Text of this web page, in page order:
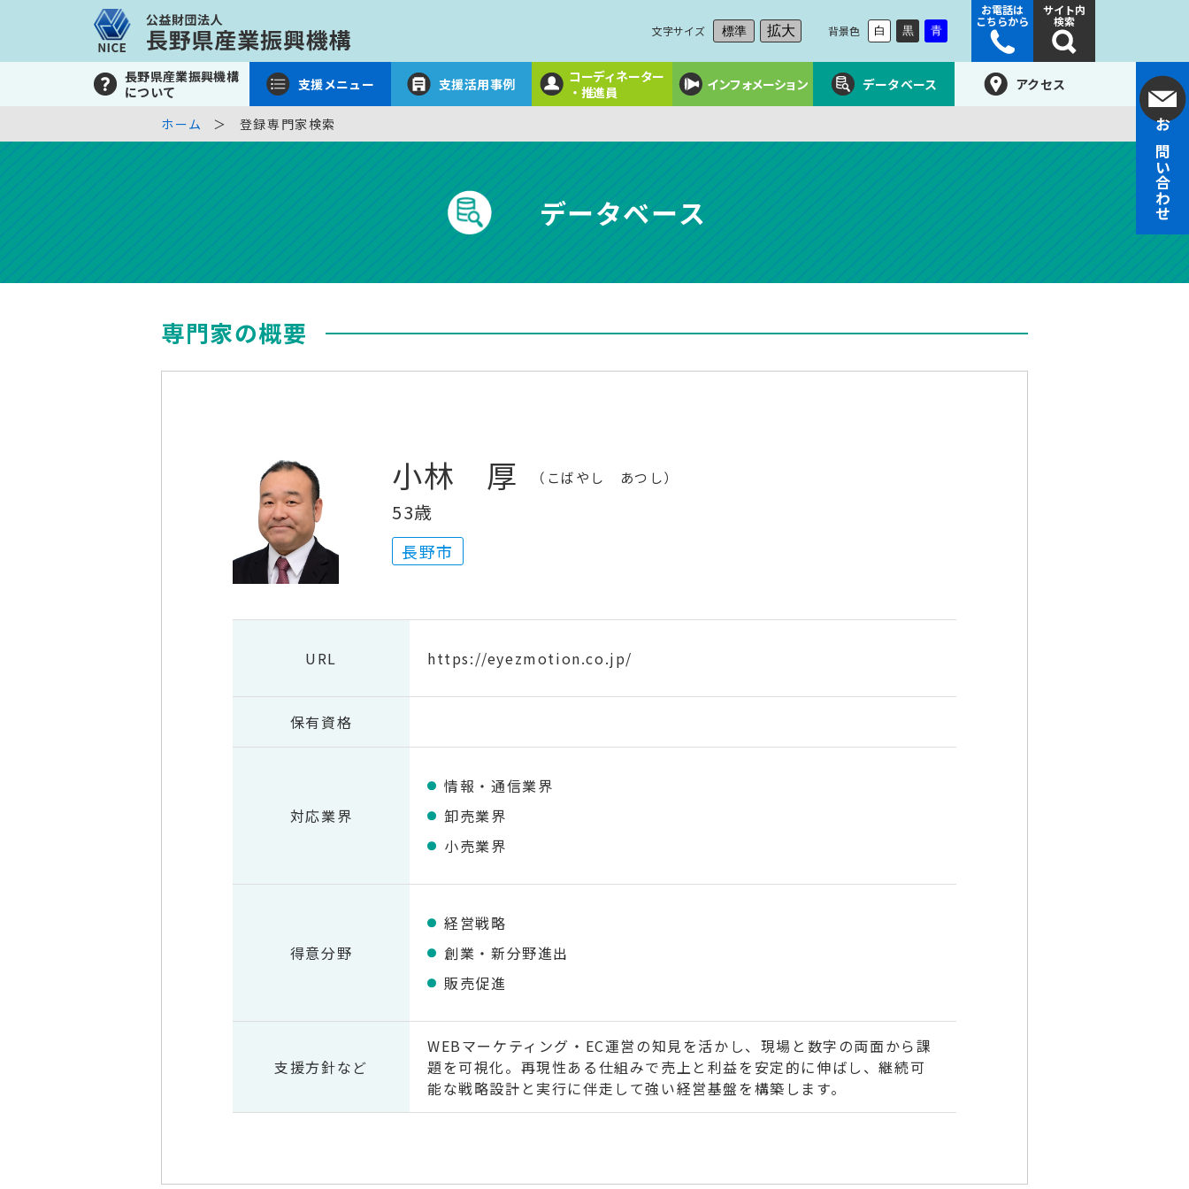
文字サイズ 標準 拡大 背景色 白 黒 青
お電話は
こちらから
サイト内
検索
長野県産業振興機構
について
支援メニュー 支援活用事例
コーディネーター
・推進員
インフォメーション データベース アクセス
お問い合わせ
ホーム 登録専門家検索
データベース
専門家の概要
小林 厚 こばやし あつし
53歳
長野市
URL https://eyezmotion.co.jp/
保有資格
対応業界
情報・通信業界
卸売業界
小売業界
得意分野
経営戦略
創業・新分野進出
販売促進
支援方針など
WEBマーケティング・EC運営の知見を活かし、現場と数字の両面から課
題を可視化。再現性ある仕組みで売上と利益を安定的に伸ばし、継続可
能な戦略設計と実行に伴走して強い経営基盤を構築します。